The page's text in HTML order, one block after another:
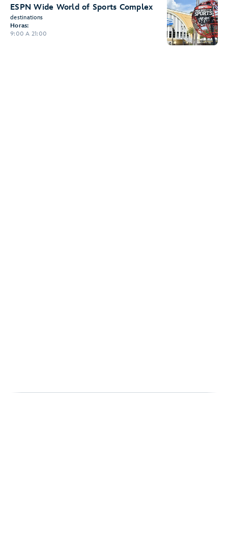
ESPN Wide World of Sports Complex
destinations
Horas:
9:00 A 21:00